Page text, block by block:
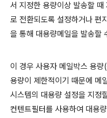
서 지정한 용량이상 발송할
로 전환되도록 설정하거나 편
을 통해 대용량메일을 발송할
이 경우 사용자 메일박스 용
용량이 제한적이기 때문에 메
시스템의 대용량 설정을 지정
컨텐트필터를 사용하여 대용